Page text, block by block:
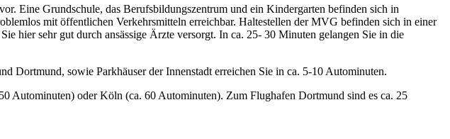
Eine Grundschule, das Berufsbildungszentrum und ein Kindergarten befinden sich in
mit öffentlichen Verkehrsmitteln erreichbar. Haltestellen der MVG befinden sich in einer
hier sehr gut durch ansässige Ärzte versorgt. In ca. 25- 30 Minuten gelangen Sie in die
Dortmund, sowie Parkhäuser der Innenstadt erreichen Sie in ca. 5-10 Autominuten.
Autominuten) oder Köln (ca. 60 Autominuten). Zum Flughafen Dortmund sind es ca. 25